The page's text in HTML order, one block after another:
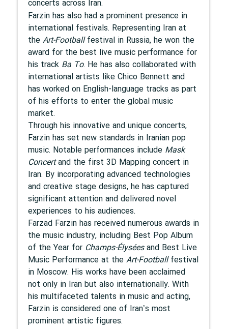
concerts across Iran.
Farzin has also had a prominent presence in
international festivals. Representing Iran at
theArt-Footballfestival in Russia, he won the
award for the best live music performance for
his track Ba To. He has also collaborated with
international artists like Chico Bennett and
has worked on English-language tracks as part
of his efforts to enter the global music
market.
Through his innovative and unique concerts,
Farzin has set new standards in Iranian pop
music. Notable performances include Mask
Concertand the first 3D Mapping concert in
Iran. By incorporating advanced technologies
and creative stage designs, he has captured
significant attention and delivered novel
experiences to his audiences.
Farzad Farzin has received numerous awards in
the music industry, including Best Pop Album
of the Year for Champs-Élyséesand Best Live
Music Performance at theArt-Footballfestival
in Moscow. His works have been acclaimed
not only in Iran but also internationally. With
his multifaceted talents in music and acting,
Farzin is considered one of Iran’s most
prominent artistic figures.